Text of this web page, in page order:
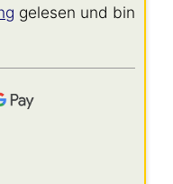
gelesen und bin